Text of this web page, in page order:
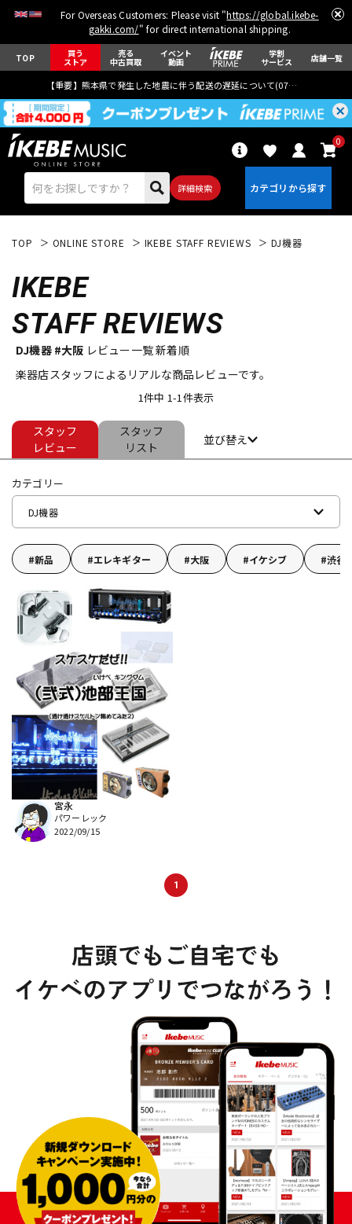
For Overseas Customers: Please visit "https://global.ikebe-
gakki.com/" for direct international shipping.
TOP 買う
ストア
売る
中古買取
イベント
動画
学割
サービス 店舗一覧
【重要】熊本県で発生した地震に伴う配送の遅延について(07月29日
詳細検索
0
エレキギター
ベース ウクレレ
ドラム パーカッション
管楽器 その他楽器
アンプ
DJ機器
DTM オンライン納品
配信/ライブ機器
中古
TOP ONLINE STORE IKEBE STAFF REVIEWS DJ機器
IKEBE
STAFF REVIEWS
DJ機器 #大阪 レビュー一覧 新着順
楽器店スタッフによるリアルな商品レビューです。
1件中 1-1件表示
スタッフ
レビュー
スタッフ
リスト
並び替え
カテゴリー
DJ機器
新品 エレキギター 大阪 イケシブ 渋谷
宮永
パワーレック
2022/09/15
1